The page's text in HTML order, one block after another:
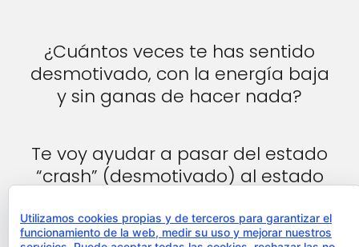
¿Cuántos veces te has sentido
desmotivado, con la energía baja
y sin ganas de hacer nada?
Te voy ayudar a pasar del estado
“crash” (desmotivado) al estado
conseguir más multiplicando tus
Utilizamos cookies propias y de terceros para garantizar el
funcionamiento de la web, medir su uso y mejorar nuestros